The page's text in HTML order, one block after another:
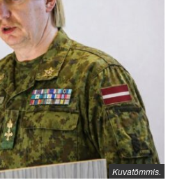
Kuvatõmmis.